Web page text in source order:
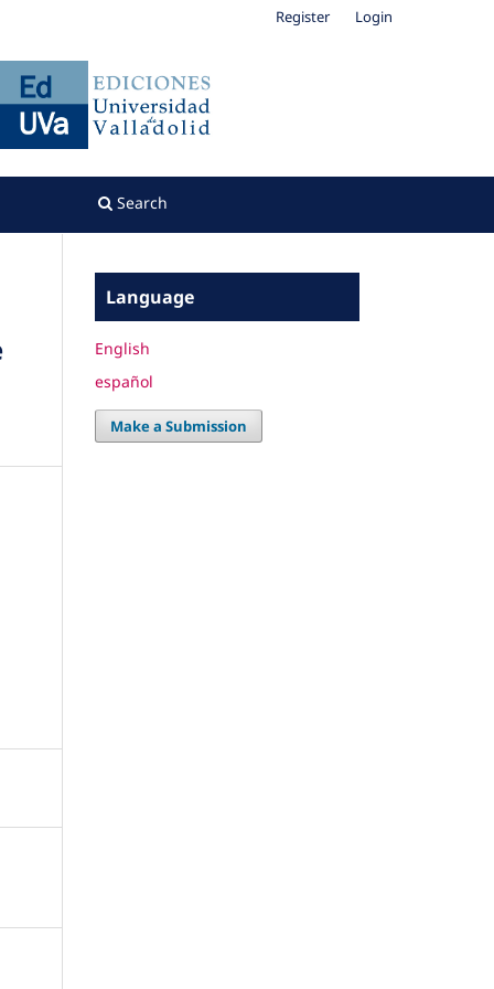
Search
Register Login
Language
English
español
Make a Submission